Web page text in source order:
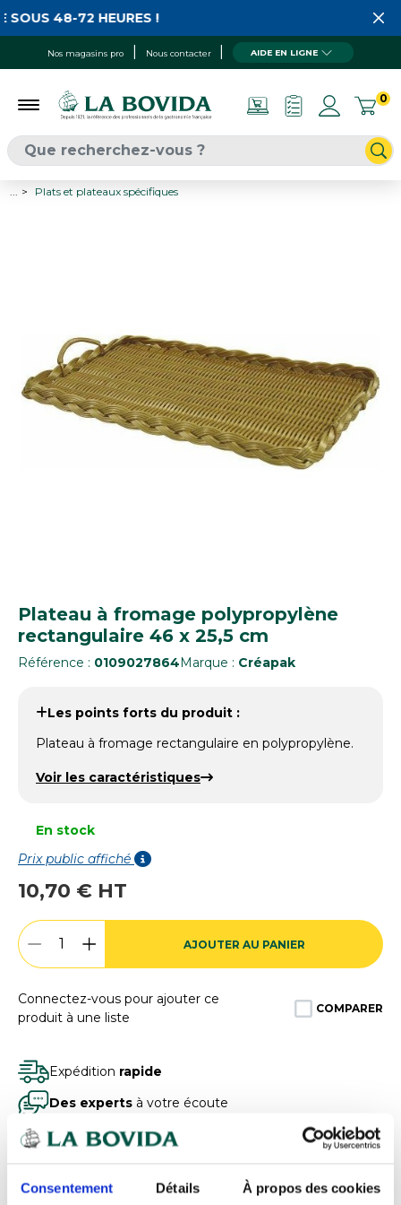
Consentement Détails À propos des cookies
Nos magasins pro Nous contacter AIDE EN LIGNE
0
48-72 HEURES !
Plats et plateaux spécifiques
Plateau à fromage polypropylène
rectangulaire 46 x 25,5 cm
Référence : 0109027864Marque : Créapak
Les points forts du produit :
Plateau à fromage rectangulaire en polypropylène.
Voir les caractéristiques
En stock
Prix public affiché
10,70 € HT
AJOUTER AU PANIER
Connectez-vous pour ajouter ce
produit à une liste
COMPARER
Expédition rapide
Des experts à votre écoute
Paiement100% sécurisé